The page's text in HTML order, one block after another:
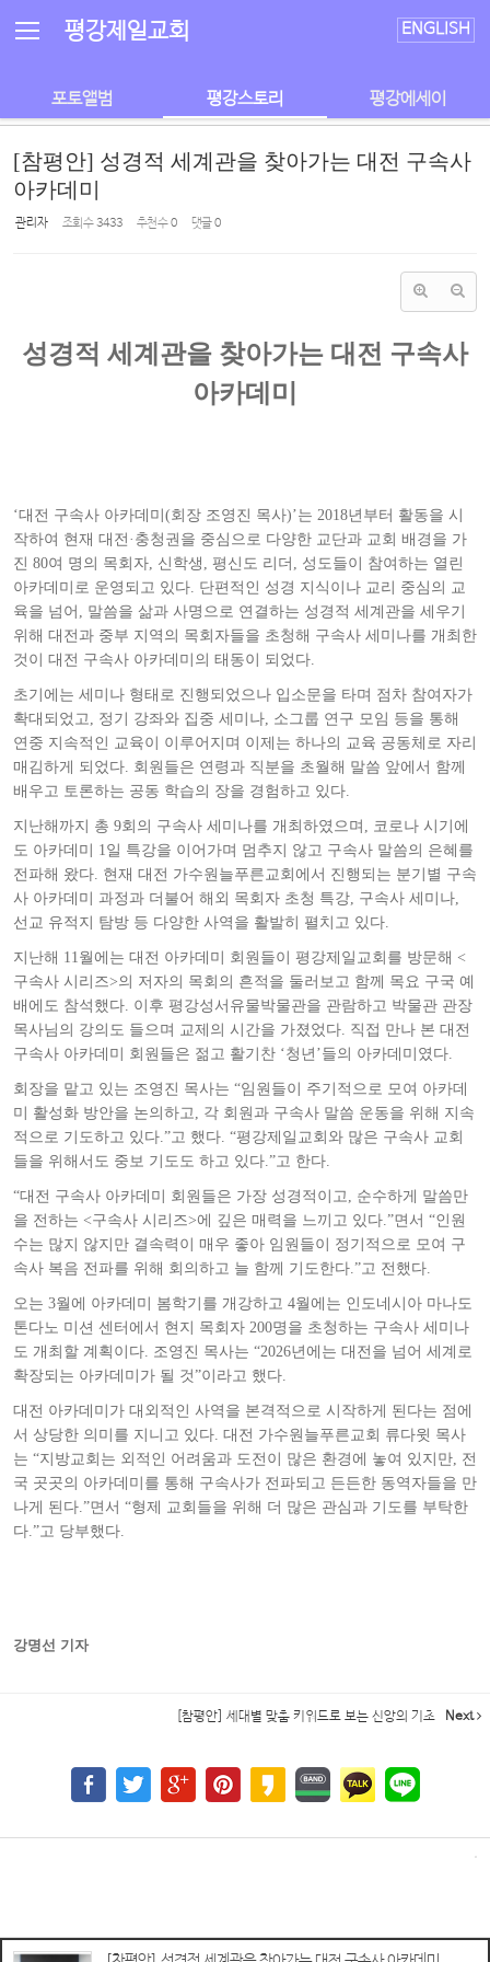
평강제일교회 ENGLISH
포토앨범 평강스토리 평강에세이
[참평안] 성경적 세계관을 찾아가는 대전 구속사
아카데미
관리자 조회 수3433 추천 수0 댓글0
성경적 세계관을 찾아가는 대전 구속사
아카데미
‘대전 구속사 아카데미(회장 조영진 목사)’는 2018년부터 활동을 시
작하여 현재 대전·충청권을 중심으로 다양한 교단과 교회 배경을 가
진 80여 명의 목회자, 신학생, 평신도 리더, 성도들이 참여하는 열린
아카데미로 운영되고 있다. 단편적인 성경 지식이나 교리 중심의 교
육을 넘어, 말씀을 삶과 사명으로 연결하는 성경적 세계관을 세우기
위해 대전과 중부 지역의 목회자들을 초청해 구속사 세미나를 개최한
것이 대전 구속사 아카데미의 태동이 되었다.
초기에는 세미나 형태로 진행되었으나 입소문을 타며 점차 참여자가
확대되었고, 정기 강좌와 집중 세미나, 소그룹 연구 모임 등을 통해
연중 지속적인 교육이 이루어지며 이제는 하나의 교육 공동체로 자리
매김하게 되었다. 회원들은 연령과 직분을 초월해 말씀 앞에서 함께
배우고 토론하는 공동 학습의 장을 경험하고 있다.
지난해까지 총 9회의 구속사 세미나를 개최하였으며, 코로나 시기에
도 아카데미 1일 특강을 이어가며 멈추지 않고 구속사 말씀의 은혜를
전파해 왔다. 현재 대전 가수원늘푸른교회에서 진행되는 분기별 구속
사 아카데미 과정과 더불어 해외 목회자 초청 특강, 구속사 세미나,
선교 유적지 탐방 등 다양한 사역을 활발히 펼치고 있다.
지난해 11월에는 대전 아카데미 회원들이 평강제일교회를 방문해 <
구속사 시리즈>의 저자의 목회의 흔적을 둘러보고 함께 목요 구국 예
배에도 참석했다. 이후 평강성서유물박물관을 관람하고 박물관 관장
목사님의 강의도 들으며 교제의 시간을 가졌었다. 직접 만나 본 대전
구속사 아카데미 회원들은 젊고 활기찬 ‘청년’들의 아카데미였다.
회장을 맡고 있는 조영진 목사는 “임원들이 주기적으로 모여 아카데
미 활성화 방안을 논의하고, 각 회원과 구속사 말씀 운동을 위해 지속
적으로 기도하고 있다.”고 했다. “평강제일교회와 많은 구속사 교회
들을 위해서도 중보 기도도 하고 있다.”고 한다.
“대전 구속사 아카데미 회원들은 가장 성경적이고, 순수하게 말씀만
을 전하는 <구속사 시리즈>에 깊은 매력을 느끼고 있다.”면서 “인원
수는 많지 않지만 결속력이 매우 좋아 임원들이 정기적으로 모여 구
속사 복음 전파를 위해 회의하고 늘 함께 기도한다.”고 전했다.
오는 3월에 아카데미 봄학기를 개강하고 4월에는 인도네시아 마나도
톤다노 미션 센터에서 현지 목회자 200명을 초청하는 구속사 세미나
도 개최할 계획이다. 조영진 목사는 “2026년에는 대전을 넘어 세계로
확장되는 아카데미가 될 것”이라고 했다.
대전 아카데미가 대외적인 사역을 본격적으로 시작하게 된다는 점에
서 상당한 의미를 지니고 있다. 대전 가수원늘푸른교회 류다윗 목사
는 “지방교회는 외적인 어려움과 도전이 많은 환경에 놓여 있지만, 전
국 곳곳의 아카데미를 통해 구속사가 전파되고 든든한 동역자들을 만
나게 된다.”면서 “형제 교회들을 위해 더 많은 관심과 기도를 부탁한
다.”고 당부했다.
강명선 기자
[참평안] 세대별 맞춤 키워드로 보는 신앙의 기초 Next